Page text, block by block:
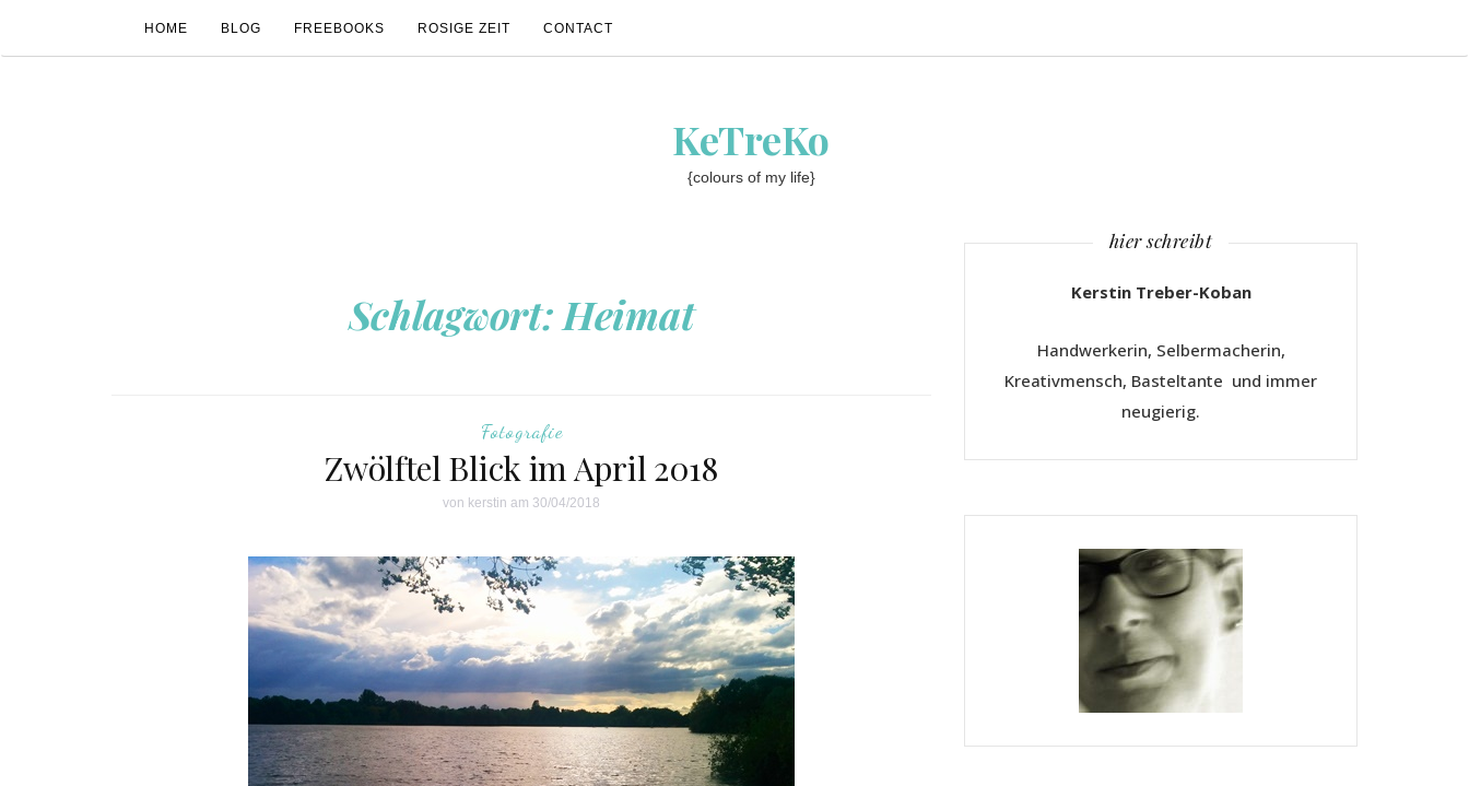
HOME BLOG FREEBOOKS ROSIGE ZEIT CONTACT
KeTreKo
{colours of my life}
Schlagwort: Heimat
Fotografie
Zwölftel Blick im April 2018
von kerstin am 30/04/2018
hier schreibt
Kerstin Treber-Koban
Handwerkerin, Selbermacherin,
Kreativmensch, Basteltante und immer
neugierig.